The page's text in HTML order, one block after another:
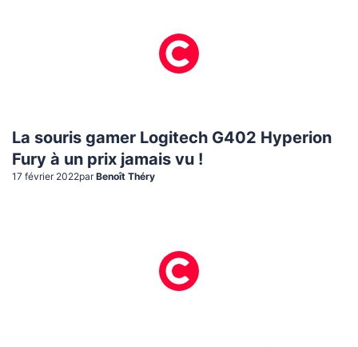
La souris gamer Logitech G402 Hyperion
Fury à un prix jamais vu !
17 février 2022par Benoît Théry